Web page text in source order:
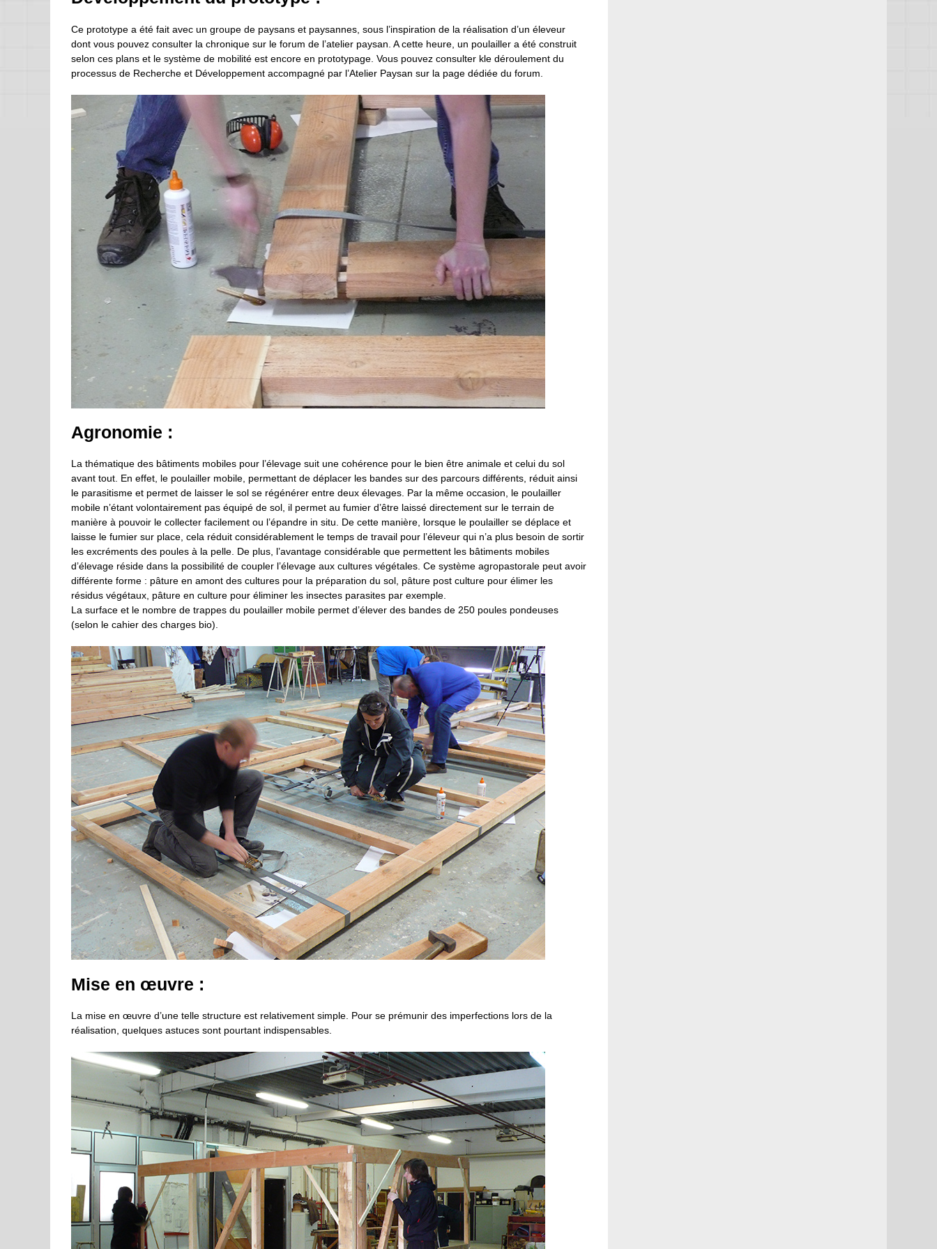
Ce prototype a été fait avec un groupe de paysans et paysannes, sous l’inspiration de la réalisation d’un éleveur
dont vous pouvez consulter la chronique sur le forum de l’atelier paysan. A cette heure, un poulailler a été construit
selon ces plans et le système de mobilité est encore en prototypage. Vous pouvez consulter kle déroulement du
processus de Recherche et Développement accompagné par l’Atelier Paysan sur la page dédiée du forum.
Agronomie :
La thématique des bâtiments mobiles pour l’élevage suit une cohérence pour le bien être animale et celui du sol
avant tout. En effet, le poulailler mobile, permettant de déplacer les bandes sur des parcours différents, réduit ainsi
le parasitisme et permet de laisser le sol se régénérer entre deux élevages. Par la même occasion, le poulailler
mobile n’étant volontairement pas équipé de sol, il permet au fumier d’être laissé directement sur le terrain de
manière à pouvoir le collecter facilement ou l’épandre in situ. De cette manière, lorsque le poulailler se déplace et
laisse le fumier sur place, cela réduit considérablement le temps de travail pour l’éleveur qui n’a plus besoin de sortir
les excréments des poules à la pelle. De plus, l’avantage considérable que permettent les bâtiments mobiles
d’élevage réside dans la possibilité de coupler l’élevage aux cultures végétales. Ce système agropastorale peut avoir
différente forme : pâture en amont des cultures pour la préparation du sol, pâture post culture pour élimer les
résidus végétaux, pâture en culture pour éliminer les insectes parasites par exemple.
La surface et le nombre de trappes du poulailler mobile permet d’élever des bandes de 250 poules pondeuses
(selon le cahier des charges bio).
Mise en œuvre :
La mise en œuvre d’une telle structure est relativement simple. Pour se prémunir des imperfections lors de la
réalisation, quelques astuces sont pourtant indispensables.